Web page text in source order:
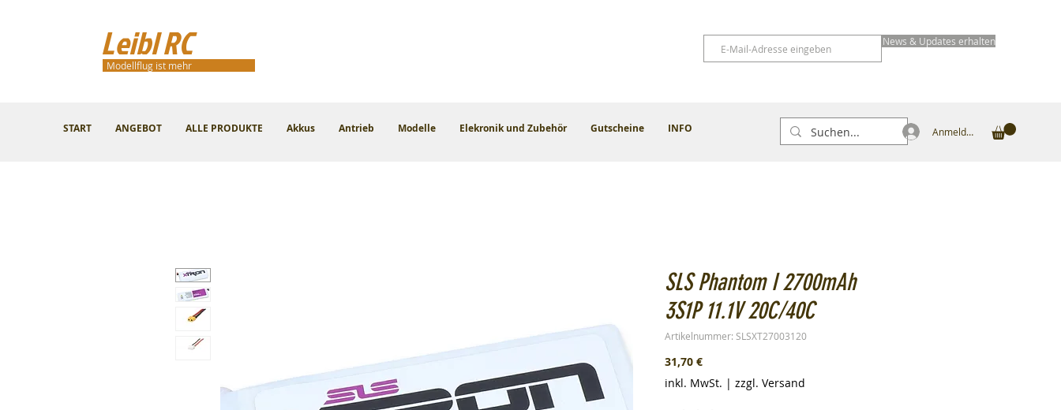
Leibl RC
START ANGEBOT ALLE PRODUKTE Akkus Antrieb Modelle Elekronik und Zubehör Gutscheine INFO
Modellflug ist mehr
News & Updates erhalten
Anmelden
SLS Phantom I 2700mAh
3S1P 11.1V 20C/40C
Artikelnummer: SLSXT27003120
31,70 €Preis
inkl. MwSt. | zzgl. Versand